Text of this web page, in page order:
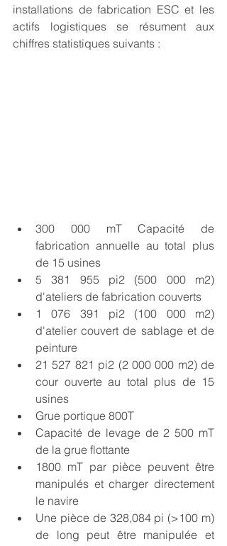
installations de fabrication ESC et les
actifs logistiques se résument aux
chiffres statistiques suivants :
300 000 mT Capacité de
fabrication annuelle au total plus
de 15 usines
5 381 955 pi2 (500 000 m2)
d'ateliers de fabrication couverts
1 076 391 pi2 (100 000 m2)
d'atelier couvert de sablage et de
peinture
21 527 821 pi2 (2 000 000 m2) de
cour ouverte au total plus de 15
usines
Grue portique 800T
Capacité de levage de 2 500 mT
de la grue flottante
1800 mT par pièce peuvent être
manipulés et charger directement
le navire
Une pièce de 328,084 pi (>100 m)
de long peut être manipulée et